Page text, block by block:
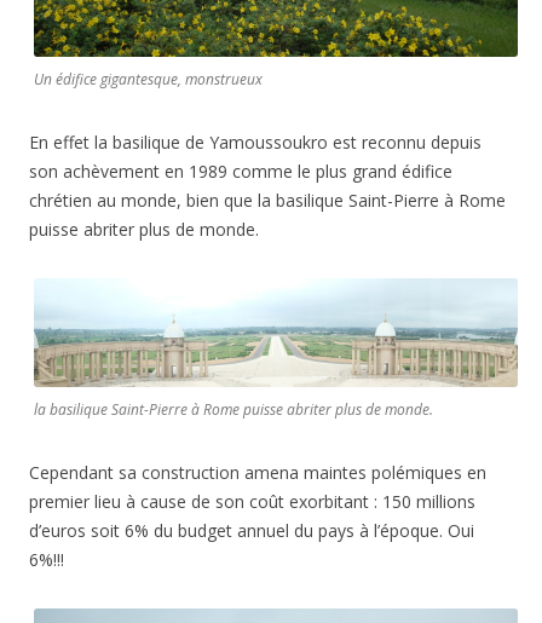
Un édifice gigantesque, monstrueux
En effet la basilique de Yamoussoukro est reconnu depuis
son achèvement en 1989 comme le plus grand édifice
chrétien au monde, bien que la basilique Saint-Pierre à Rome
puisse abriter plus de monde.
la basilique Saint-Pierre à Rome puisse abriter plus de monde.
Cependant sa construction amena maintes polémiques en
premier lieu à cause de son coût exorbitant : 150 millions
d’euros soit 6% du budget annuel du pays à l’époque. Oui
6%!!!